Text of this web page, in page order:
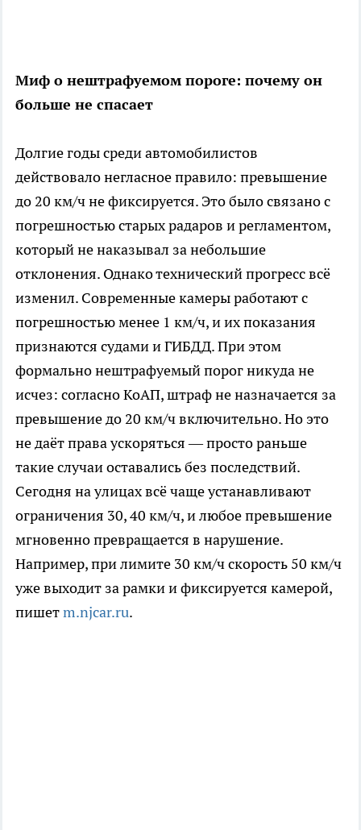
Миф о нештрафуемом пороге: почему он
больше не спасает
Долгие годы среди автомобилистов
действовало негласное правило: превышение
до 20 км/ч не фиксируется. Это было связано с
погрешностью старых радаров и регламентом,
который не наказывал за небольшие
отклонения. Однако технический прогресс всё
изменил. Современные камеры работают с
погрешностью менее 1 км/ч, и их показания
признаются судами и ГИБДД. При этом
формально нештрафуемый порог никуда не
исчез: согласно КоАП, штраф не назначается за
превышение до 20 км/ч включительно. Но это
не даёт права ускоряться — просто раньше
такие случаи оставались без последствий.
Сегодня на улицах всё чаще устанавливают
ограничения 30, 40 км/ч, и любое превышение
мгновенно превращается в нарушение.
Например, при лимите 30 км/ч скорость 50 км/ч
уже выходит за рамки и фиксируется камерой,
пишетm.njcar.ru.